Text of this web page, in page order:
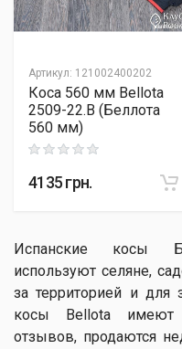
Артикул: 121002400202
Коса 560 мм Bellota
2509-22.B (Беллота
560 мм)
Rating: 0 out of 5
4135грн.
Испанские косы
используют селяне,
за территорией и для
косы Bellota имеют
отзывов, продаются